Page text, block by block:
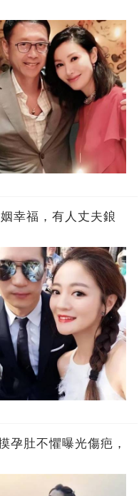
幸福，有人丈夫鋃
孕肚不懼曝光傷疤，